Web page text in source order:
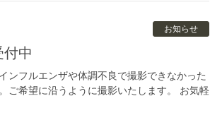
お知らせ
付中
ンフルエンザや体調不良で撮影できなかった
ご希望に沿うように撮影いたします。 お気軽